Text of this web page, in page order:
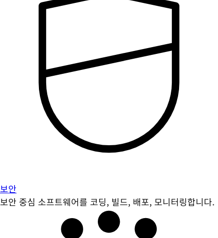
보안
보안 중심 소프트웨어를 코딩, 빌드, 배포, 모니터링합니다.